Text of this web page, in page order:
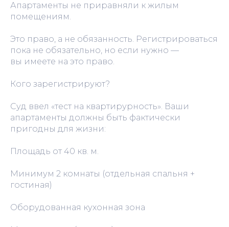
Апартаменты не приравняли к жилым
помещениям.
Это право, а не обязанность. Регистрироваться
пока не обязательно, но если нужно —
вы имеете на это право.
Кого зарегистрируют?
Суд ввел «тест на квартирурность». Ваши
апартаменты должны быть фактически
пригодны для жизни:
Площадь от 40 кв. м.
Минимум 2 комнаты (отдельная спальня +
гостиная)
Оборудованная кухонная зона